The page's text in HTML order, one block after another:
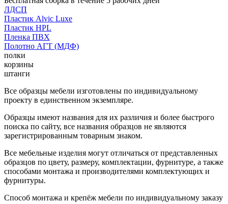
ЛДСП
Пластик Alvic Luxe
Пластик HPL
Пленка ПВХ
Полотно АГТ (МДФ)
полки
корзины
штанги
Все образцы мебели изготовлены по индивидуальному
проекту в единственном экземпляре.
Образцы имеют названия для их различия и более быстрого
поиска по сайту, все названия образцов не являются
зарегистрированным товарным знаком.
Все мебельные изделия могут отличаться от представленных
образцов по цвету, размеру, комплектации, фурнитуре, а также
способами монтажа и производителями комплектующих и
фурнитуры.
Способ монтажа и крепёж мебели по индивидуальному заказу